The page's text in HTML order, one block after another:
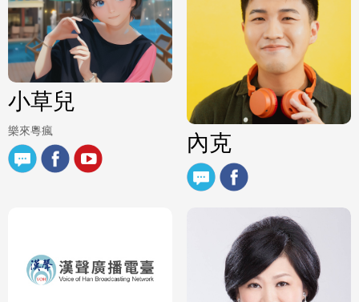
小草兒
樂來粵瘋
內克